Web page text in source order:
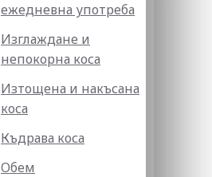
ежедневна употреба
Изглаждане и
непокорна коса
Изтощена и накъсана
коса
Къдрава коса
Обем